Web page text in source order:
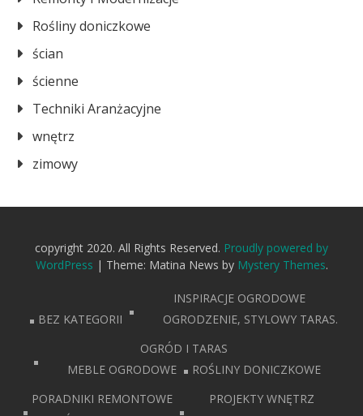
Rośliny doniczkowe
ścian
ścienne
Techniki Aranżacyjne
wnętrz
zimowy
copyright 2020. All Rights Reserved. Proudly powered by
WordPress | Theme: Matina News by Mystery Themes.
BEZ KATEGORII
INSPIRACJE OGRODOWE
OGRODZENIE, STYLOWY TARAS.
OGRÓD I TARAS
MEBLE OGRODOWE
ROŚLINY DONICZKOWE
PORADNIKI REMONTOWE
PROJEKTY WNĘTRZ